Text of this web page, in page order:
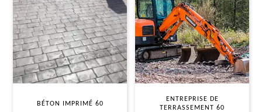
BÉTON IMPRIMÉ 60
ENTREPRISE DE
TERRASSEMENT 60